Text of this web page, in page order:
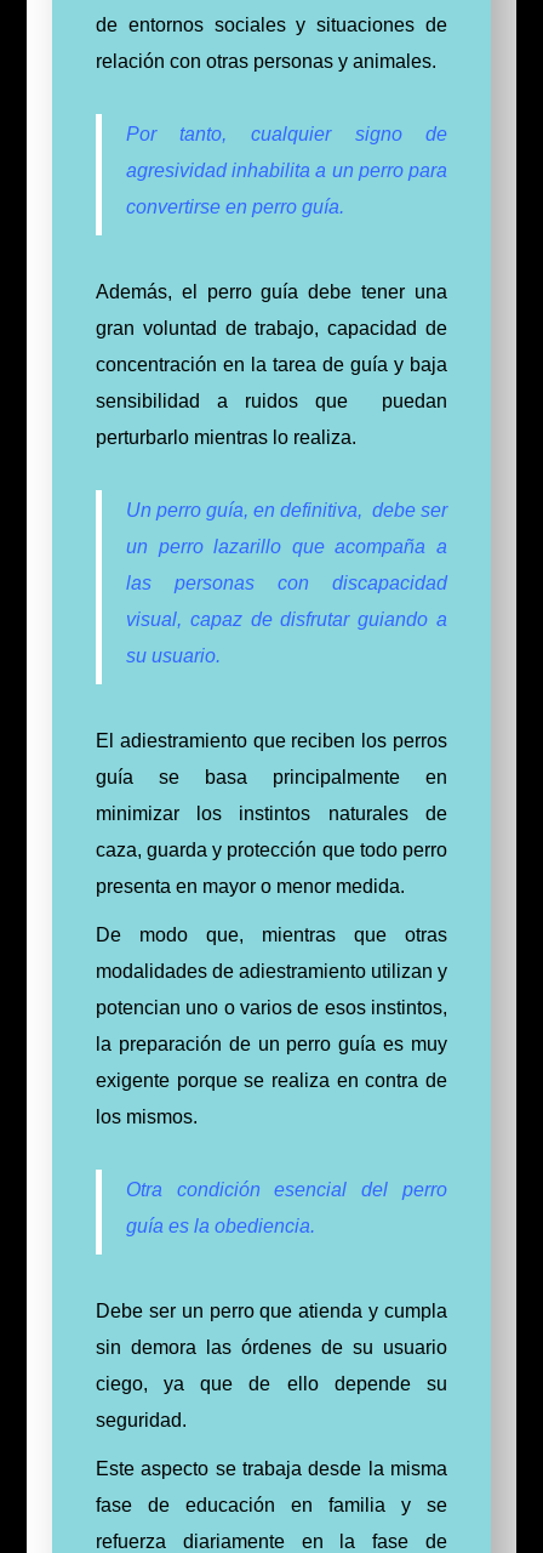
de entornos sociales y situaciones de
relación con otras personas y animales.
Por tanto, cualquier signo de
agresividad inhabilita a un perro para
convertirse en perro guía.
Además, el perro guía debe tener una
gran voluntad de trabajo, capacidad de
concentración en la tarea de guía y baja
sensibilidad a ruidos que puedan
perturbarlo mientras lo realiza.
Un perro guía, en definitiva, debe ser
un perro lazarillo que acompaña a
las personas con discapacidad
visual, capaz de disfrutar guiando a
su usuario.
El adiestramiento que reciben los perros
guía se basa principalmente en
minimizar los instintos naturales de
caza, guarda y protección que todo perro
presenta en mayor o menor medida.
De modo que, mientras que otras
modalidades de adiestramiento utilizan y
potencian uno o varios de esos instintos,
la preparación de un perro guía es muy
exigente porque se realiza en contra de
los mismos.
Otra condición esencial del perro
guía es la obediencia.
Debe ser un perro que atienda y cumpla
sin demora las órdenes de su usuario
ciego, ya que de ello depende su
seguridad.
Este aspecto se trabaja desde la misma
fase de educación en familia y se
refuerza diariamente en la fase de